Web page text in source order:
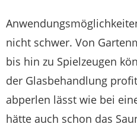
nicht schwer. Von
bis hin zu Spielzeugen
der Glasbehandlung
abperlen lässt wie bei
hätte auch schon das